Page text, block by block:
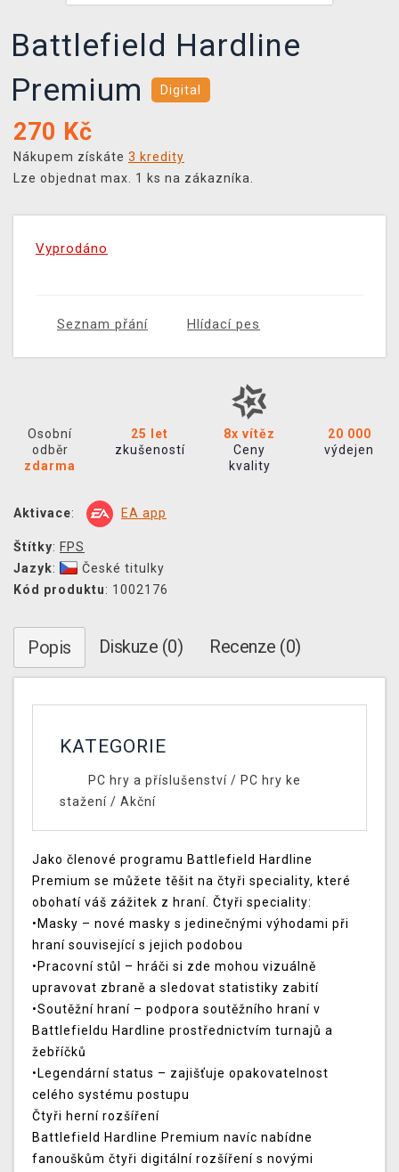
Battlefield Hardline
Premium
Digital
270 Kč
Nákupem získáte 3 kredity
Lze objednat max. 1 ks na zákazníka.
Vyprodáno
Seznam přání Hlídací pes
Osobní
odběr
zdarma
25 let
zkušeností
8x vítěz
Ceny
kvality
20 000
výdejen
Aktivace: EA app
Štítky: FPS
Jazyk:
České titulky
Kód produktu: 1002176
Popis Diskuze (0) Recenze (0)
KATEGORIE
PC hry a příslušenství/ PC hry ke
stažení / Akční
Jako členové programu Battlefield Hardline
Premium se můžete těšit na čtyři speciality, které
obohatí váš zážitek z hraní. Čtyři speciality:
•Masky – nové masky s jedinečnými výhodami při
hraní související s jejich podobou
•Pracovní stůl – hráči si zde mohou vizuálně
upravovat zbraně a sledovat statistiky zabití
•Soutěžní hraní – podpora soutěžního hraní v
Battlefieldu Hardline prostřednictvím turnajů a
žebříčků
•Legendární status – zajišťuje opakovatelnost
celého systému postupu
Čtyři herní rozšíření
Battlefield Hardline Premium navíc nabídne
fanouškům čtyři digitální rozšíření s novými